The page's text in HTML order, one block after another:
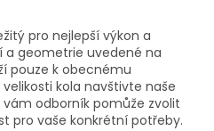
pro nejlepší výkon a
a geometrie uvedené na
pouze k obecnému
kola navštivte naše
vám odborník pomůže zvolit
pro vaše konkrétní potřeby.